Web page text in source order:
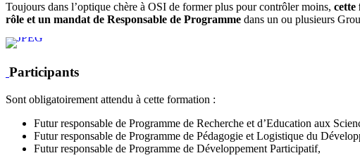
Toujours dans l’optique chère à OSI de former plus pour contrôler moins, cette
rôle et un mandat de Responsable de Programme dans un ou plusieurs
Participants
Sont obligatoirement attendu à cette formation :
Futur responsable de Programme de Recherche et d’Education aux
Futur responsable de Programme de Pédagogie et Logistique du
Futur responsable de Programme de Développement Participatif,